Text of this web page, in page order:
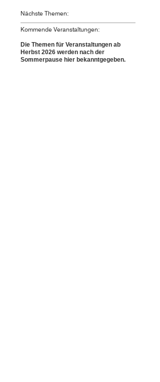
Nächste Themen:
Kommende Veranstaltungen:
Die Themen für Veranstaltungen ab
Herbst 2026 werden nach der
Sommerpause hier bekanntgegeben.